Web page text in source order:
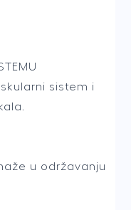
sistem i
u održavanju